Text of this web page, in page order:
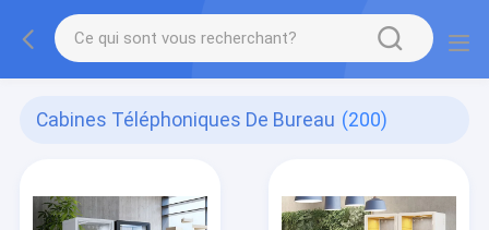
Cabines Téléphoniques De Bureau (200)